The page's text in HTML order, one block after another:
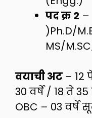
पद क्र 2 –
)Ph.D/
MS/
वयाची अट – 12
30 वर्षे / 18 ते
OBC – 03 वर्षे